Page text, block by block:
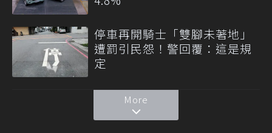
停車再開騎士「雙腳未著地」
遭罰引民怨！警回覆：這是規
定
More